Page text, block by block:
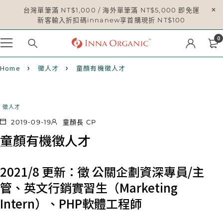
台灣單筆滿 NT$1,000 / 海外單筆滿 NT$5,000 即免運
新客輸入折扣碼innanew享首購現折 NT$100
0
Home 徵人才 童顏有機徵人才
徵人才
2019-09-19 童顏長 CP
童顏有機徵人才
2021/8 更新：徵 公關企劃資深專員/主
管、英文行銷實習生（Marketing
Intern）、PHP軟體工程師